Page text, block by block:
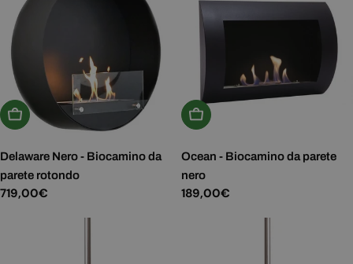
Aggiungi Al Carrello
Delaware Nero - Biocamino da
parete rotondo
Prezzo
719,00€
Aggiungi Al Carrello
Ocean - Biocamino da parete
nero
Prezzo
189,00€